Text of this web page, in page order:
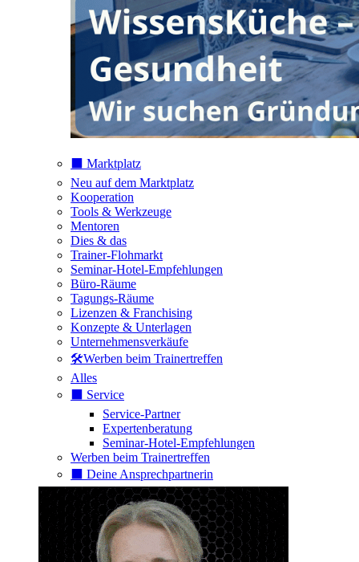
⬛️ Marktplatz
Neu auf dem Marktplatz
Kooperation
Tools & Werkzeuge
Mentoren
Dies & das
Trainer-Flohmarkt
Seminar-Hotel-Empfehlungen
Büro-Räume
Tagungs-Räume
Lizenzen & Franchising
Konzepte & Unterlagen
Unternehmensverkäufe
🛠️Werben beim Trainertreffen
Alles
⬛️ Service
Service-Partner
Expertenberatung
Seminar-Hotel-Empfehlungen
Werben beim Trainertreffen
⬛️ Deine Ansprechpartnerin